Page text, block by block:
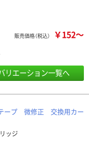
販売価格（税込） ￥152～
リエーション一覧へ
ープ 微修正 交換用カー
ッジ